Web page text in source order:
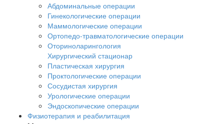
Абдоминальные операции
Гинекологические операции
Маммологические операции
Ортопедо-травматологические операции
Оториноларингология
Хирургический стационар
Пластическая хирургия
Проктологические операции
Сосудистая хирургия
Урологические операции
Эндоскопические операции
Физиотерапия и реабилитация